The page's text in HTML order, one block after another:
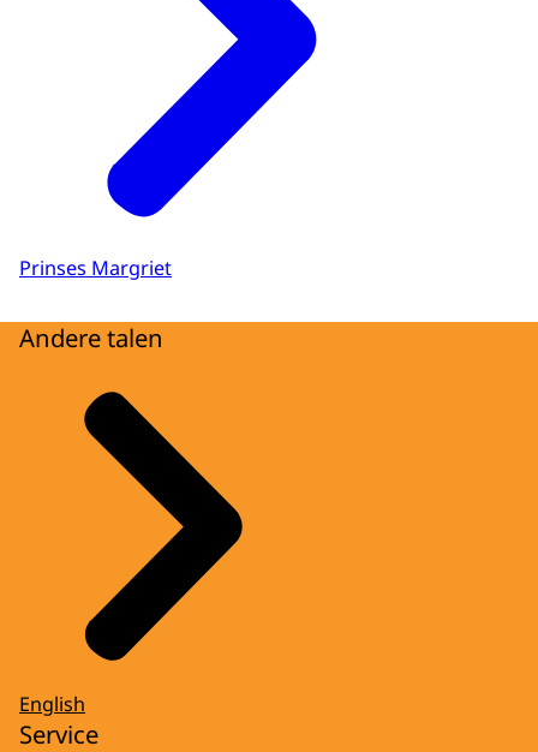
Prinses Margriet
Andere talen
English
Service